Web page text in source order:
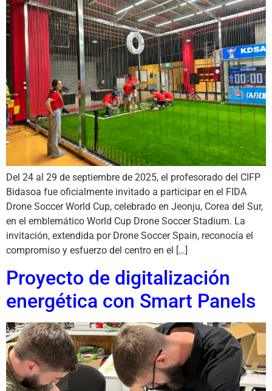
Del 24 al 29 de septiembre de 2025, el profesorado del CIFP
Bidasoa fue oficialmente invitado a participar en el FIDA
Drone Soccer World Cup, celebrado en Jeonju, Corea del Sur,
en el emblemático World Cup Drone Soccer Stadium. La
invitación, extendida por Drone Soccer Spain, reconocía el
compromiso y esfuerzo del centro en el […]
Proyecto de digitalización
energética con Smart Panels